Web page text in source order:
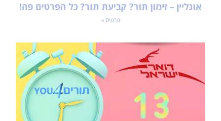
אונליין – זימון תור? קביעת תור? כל הפרטים פה!
פרטים »